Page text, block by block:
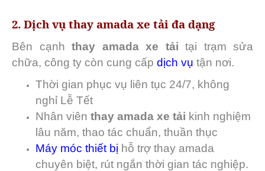
2. Dịch vụ thay amada xe tải đa dạng
Bên cạnh thay amada xe tải tại trạm sửa
chữa, công ty còn cung cấp dịch vụ tận nơi.
Thời gian phục vụ liên tục 24/7, không
nghỉ Lễ Tết
Nhân viên thay amada xe tải kinh nghiệm
lâu năm, thao tác chuẩn, thuần thục
Máy móc thiết bị hỗ trợ thay amada
chuyên biệt, rút ngắn thời gian tác nghiệp.